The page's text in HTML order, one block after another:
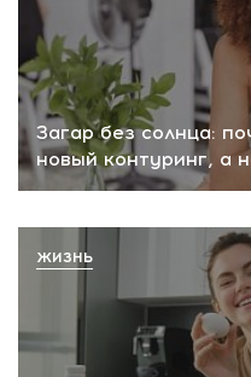
Загар без солнца:
новый контуринг, а
ЖИЗНЬ